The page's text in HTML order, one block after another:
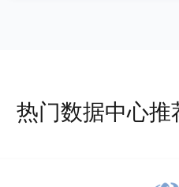
热门数据中心推